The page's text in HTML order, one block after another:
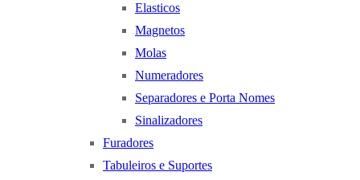
Elasticos
Magnetos
Molas
Numeradores
Separadores e Porta Nomes
Sinalizadores
Furadores
Tabuleiros e Suportes